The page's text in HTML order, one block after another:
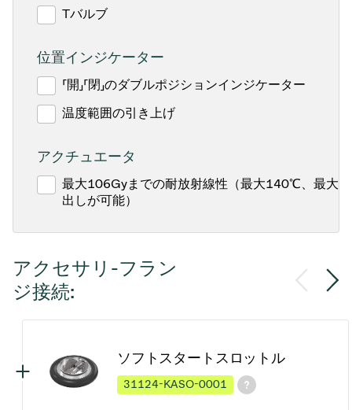
Tバルブ
位置インジケーター
「開」「閉」のダブルポジションインジケーター
温度範囲の引き上げ
アクチュエータ
最大106Gyまでの耐放射線性（最大140℃、最大
出しが可能）
アクセサリ-フラン
ジ接続:
ソフトスタートスロットル
31124-KASO-0001